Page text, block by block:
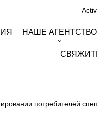
НАШЕ АГЕНТСТВО
потребителей